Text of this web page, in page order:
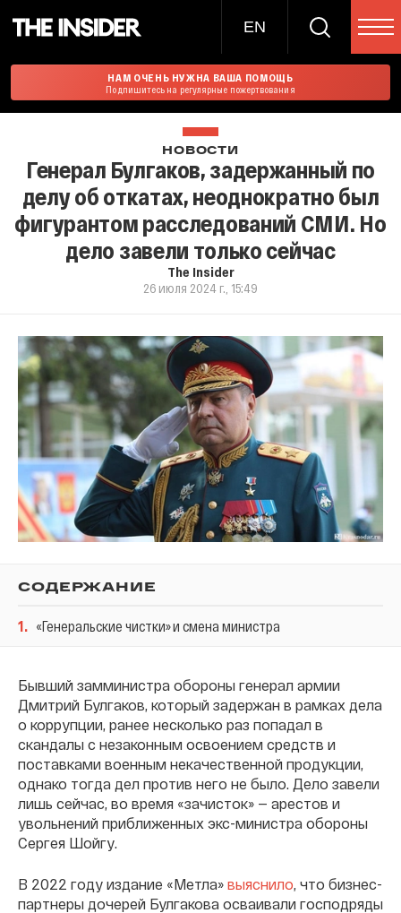
EN
НАМ ОЧЕНЬ НУЖНА ВАША ПОМОЩЬ
Подпишитесь на регулярные пожертвования
НОВОСТИ
Генерал Булгаков, задержанный по
делу об откатах, неоднократно был
фигурантом расследований СМИ. Но
дело завели только сейчас
The Insider
26 июля 2024 г., 15:49
СОДЕРЖАНИЕ
1. «Генеральские чистки» и смена министра
Бывший замминистра обороны генерал армии
Дмитрий Булгаков, который задержан в рамках дела
о коррупции, ранее несколько раз попадал в
скандалы с незаконным освоением средств и
поставками военным некачественной продукции,
однако тогда дел против него не было. Дело завели
лишь сейчас, во время «зачисток» — арестов и
увольнений приближенных экс-министра обороны
Сергея Шойгу.
В 2022 году издание «Метла» выяснило , что бизнес-
партнеры дочерей Булгакова осваивали господряды